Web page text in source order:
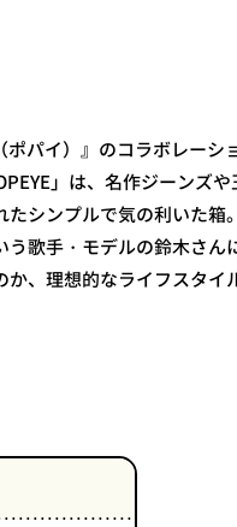
ポパイ）』のコラボレーシ
」は、名作ジーンズ
シンプルで気の利いた箱
う歌手・モデルの鈴木さ
、理想的なライフスタイ